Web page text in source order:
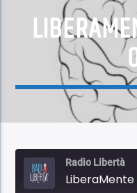
Radio Libertà
LiberaMente